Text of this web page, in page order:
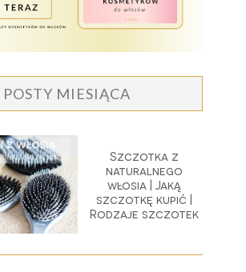
POSTY MIESIĄCA
Szczotka z
naturalnego
włosia | Jaką
szczotkę kupić |
Rodzaje szczotek